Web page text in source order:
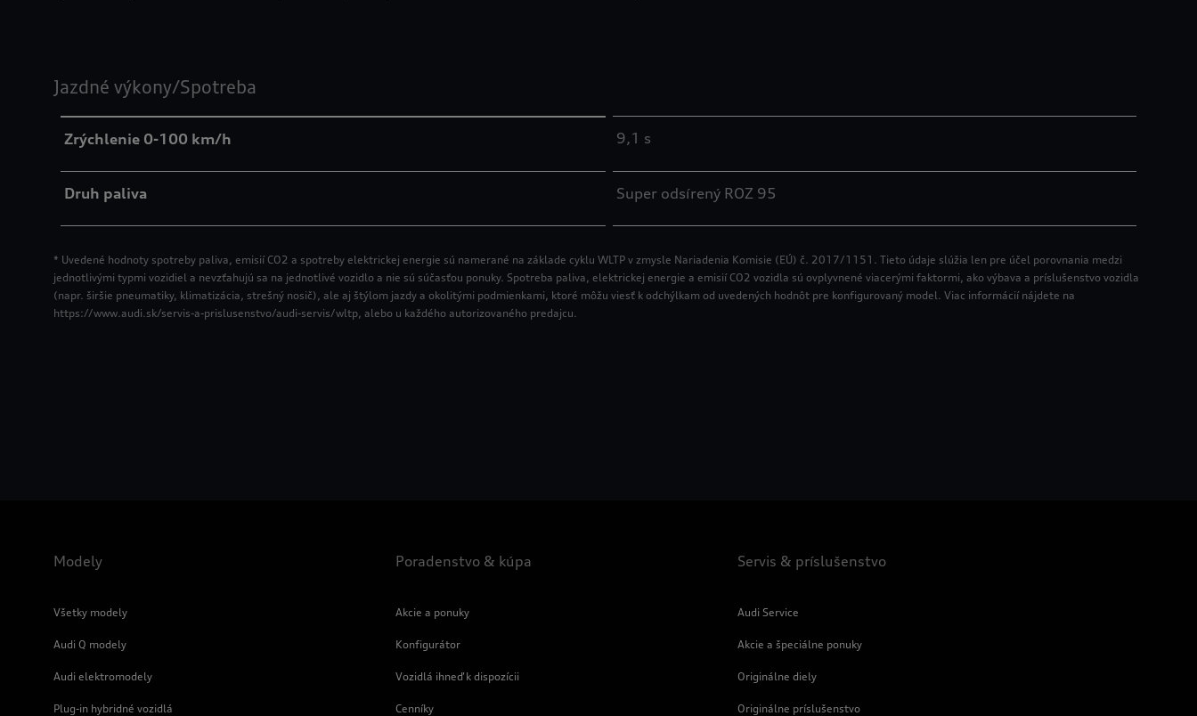
Jazdné výkony/Spotreba
Zrýchlenie 0-100 km/h 9,1 s
Druh paliva Super odsírený ROZ 95
* Uvedené hodnoty spotreby paliva, emisií CO2 a spotreby elektrickej energie sú namerané na základe cyklu WLTP v zmysle Nariadenia Komisie (EÚ) č. 2017/1151. Tieto údaje slúžia len pre účel porovnania medzi
jednotlivými typmi vozidiel a nevzťahujú sa na jednotlivé vozidlo a nie sú súčasťou ponuky. Spotreba paliva, elektrickej energie a emisií CO2 vozidla sú ovplyvnené viacerými faktormi, ako výbava a príslušenstvo vozidla
(napr. širšie pneumatiky, klimatizácia, strešný nosič), ale aj štýlom jazdy a okolitými podmienkami, ktoré môžu viesť k odchýlkam od uvedených hodnôt pre konfigurovaný model. Viac informácií nájdete na
https://www.audi.sk/servis-a-prislusenstvo/audi-servis/wltp, alebo u každého autorizovaného predajcu.
Modely
Všetky modely
Audi Q modely
Audi elektromodely
Plug-in hybridné vozidlá
Poradenstvo & kúpa
Akcie a ponuky
Konfigurátor
Vozidlá ihneď k dispozícii
Cenníky
Servis & príslušenstvo
Audi Service
Akcie a špeciálne ponuky
Originálne diely
Originálne príslušenstvo